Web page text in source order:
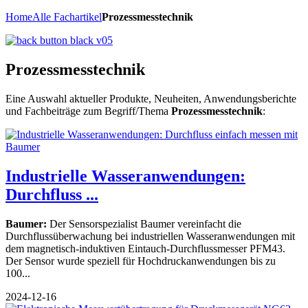
HomeAlle FachartikelProzessmesstechnik
Prozessmesstechnik
Eine Auswahl aktueller Produkte, Neuheiten, Anwendungsberichte
und Fachbeiträge zum Begriff/Thema Prozessmesstechnik:
Industrielle Wasseranwendungen:
Durchfluss ...
Baumer: Der Sensorspezialist Baumer vereinfacht die
Durchflussüberwachung bei industriellen Wasseranwendungen mit
dem magnetisch-induktiven Eintauch-Durchflussmesser PFM43.
Der Sensor wurde speziell für Hochdruckanwendungen bis zu
100...
2024-12-16